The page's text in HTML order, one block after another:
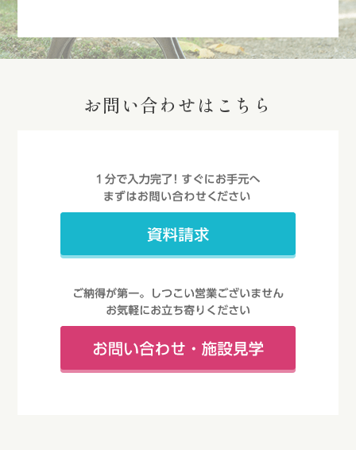
お問い合わせはこちら